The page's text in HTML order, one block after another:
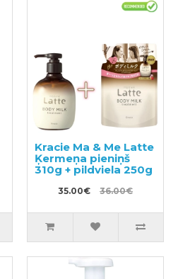
Kracie Ma & Me Latte
Ķermeņa pieniņš
310g + pildviela 250g
35.00€ 36.00€